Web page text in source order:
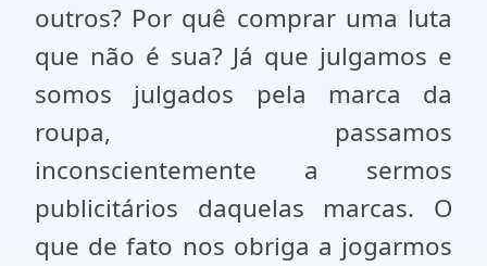
outros? Por quê comprar uma luta
que não é sua? Já que julgamos e
somos julgados pela marca da
roupa, passamos
inconscientemente a sermos
publicitários daquelas marcas. O
que de fato nos obriga a jogarmos